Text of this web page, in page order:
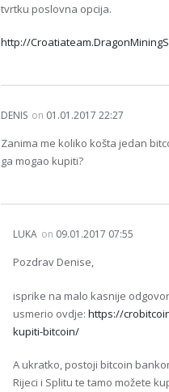
tvrtku poslovna opcija.
http://
DENIS on 01.01.2017 22:27
Zanima me koliko košta jedan
ga mogao kupiti?
LUKA on 09.01.2017 07:55
Pozdrav Denise,
isprike na malo kasnije
usmerio ovdje: https://
kupiti-bitcoin/
A ukratko, postoji bitcoin
Rijeci i Splitu te tamo možete